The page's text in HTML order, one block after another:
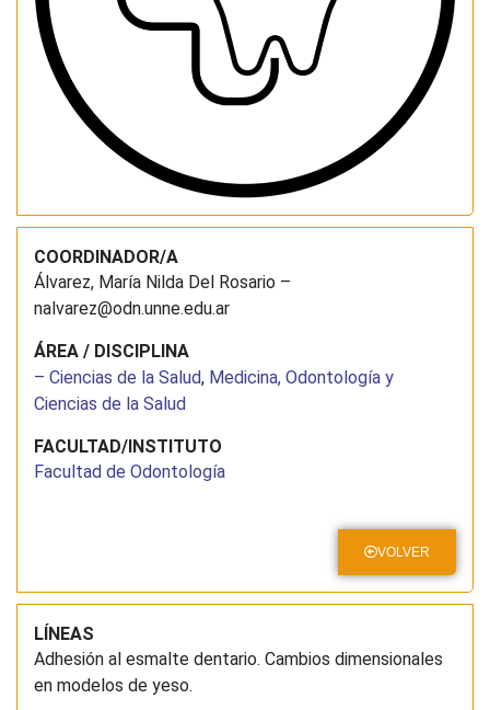
COORDINADOR/A
Álvarez, María Nilda Del Rosario –
nalvarez@odn.unne.edu.ar
ÁREA / DISCIPLINA
– Ciencias de la Salud, Medicina, Odontología y
Ciencias de la Salud
FACULTAD/INSTITUTO
Facultad de Odontología
VOLVER
LÍNEAS
Adhesión al esmalte dentario. Cambios dimensionales
en modelos de yeso.